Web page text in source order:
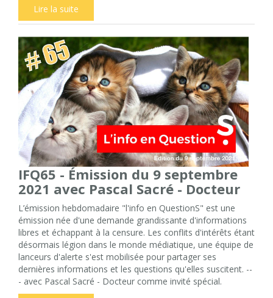
Lire la suite
IFQ65 - Émission du 9 septembre
2021 avec Pascal Sacré - Docteur
L’émission hebdomadaire "l'info en QuestionS" est une
émission née d'une demande grandissante d'informations
libres et échappant à la censure. Les conflits d'intérêts étant
désormais légion dans le monde médiatique, une équipe de
lanceurs d'alerte s'est mobilisée pour partager ses
dernières informations et les questions qu'elles suscitent. --
- avec Pascal Sacré - Docteur comme invité spécial.